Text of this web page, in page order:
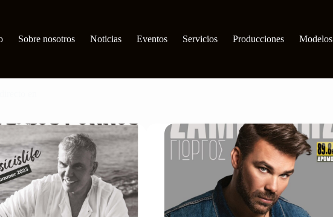
Sobre nosotros Noticias Eventos Servicios Producciones Modelos